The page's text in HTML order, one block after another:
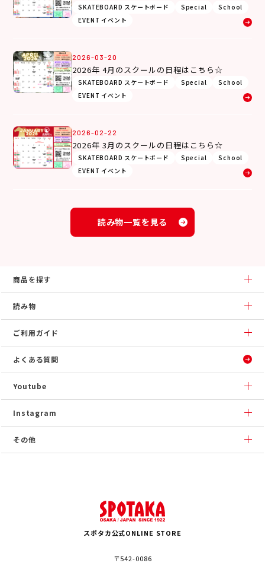
SKATEBOARD スケートボード Special
School
EVENT イベント
2026-03-20
2026年 4月のスクールの日程はこちら☆
SKATEBOARD スケートボード Special
School
EVENT イベント
2026-02-22
2026年 3月のスクールの日程はこちら☆
SKATEBOARD スケートボード Special
School
EVENT イベント
読み物一覧を見る
商品を探す
読み物
ご利用ガイド
よくある質問
Youtube
Instagram
その他
スポタカ公式ONLINE STORE
〒542-0086